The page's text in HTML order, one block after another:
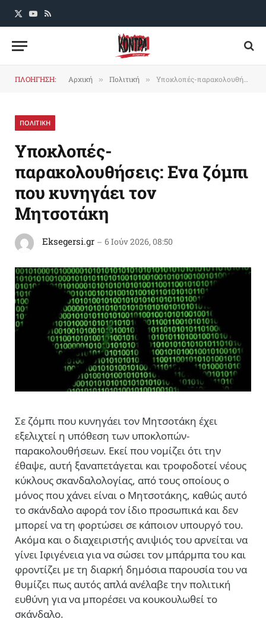
X
YouTube
RSS
ΠΛΟΗΓΗΣΗ: Αρχική » Πολιτική » Υποκλοπές-παρακολουθήσεις: Ενα ζόμπι που κυνηγάει τον Μητσοτάκη
ΠΟΛΙΤΙΚΗ
Υποκλοπές-
παρακολουθήσεις: Ενα ζόμπι
που κυνηγάει τον
Μητσοτάκη
Eksegersi.gr 6 Ιούν 2026, 08:50
Σε ζόμπι που κυνηγάει τον Μητσοτάκη έχει
εξελιχτεί η υπόθεση των υποκλοπών-
παρακολουθήσεων. Εκεί που νομίζει ότι την
έθαψε, αυτή ξαναπετάγεται και τροφοδοτεί νέους
κύκλους σκανδαλολογίας, από τους οποίους ο
μόνος που χάνει είναι ο Μητσοτάκης, καθώς αυτό
το σκάνδαλο αφορά τον ίδιο προσωπικά και δεν
μπορεί να τη φορτώσει σε κάποιον υπουργό του.
Ακόμα και ο διαχειριστής ανιψιός του αρνείται να
γίνει Ιφιγένεια για να σώσει τον μπάρμπα του και
φροντίζει με τη διαρκή δημόσια παρουσία του να
θυμίζει πως αυτός απλά ανέλαβε την πολιτική
ευθύνη για να μπορέσει να κουκουλωθεί το
σκάνδαλο.